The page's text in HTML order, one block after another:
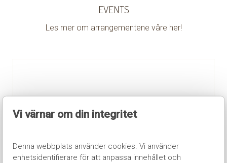
Vi värnar om din integritet
Denna webbplats använder cookies. Vi använder
enhetsidentifierare för att anpassa innehållet och
EVENTS
Les mer om arrangementene våre her!